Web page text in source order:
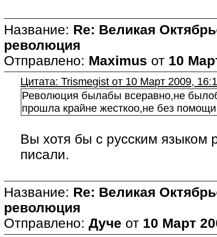
Название: Re: Великая
революция
Отправлено: Maximus от 10
Цитата: Trismegist от 10 Март 2009,
Революция былабы всеравно,не
прошла крайне жесткоо,не без
Вы хотя бы с русским
писали.
Название: Re: Великая
революция
Отправлено: Дуче от 10 Март